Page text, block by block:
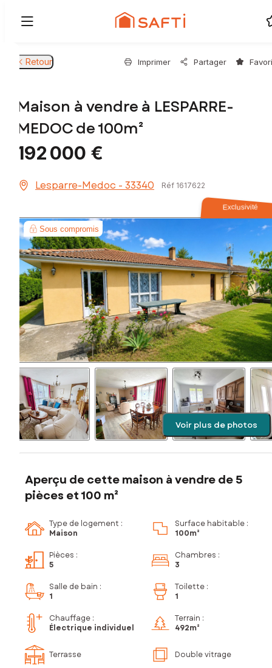
Retour Imprimer Partager
Maison à vendre à LESPARRE-
MEDOC de 100m²
192 000 €
Lesparre-Medoc - 33340 Réf 1617622
Exclusivité
Sous compromis
Voir plus de photos
Aperçu de cette maison à vendre de 5
pièces et 100 m²
Type de logement :
Maison
Surface habitable :
100m²
Pièces :
5
Chambres :
3
Salle de bain :
1
Toilette :
1
Chauffage :
Électrique individuel
Terrain :
492m²
Terrasse Double vitrage